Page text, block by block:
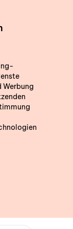
Werbung
beantworten wir
Ihres
können wir Sie
in Ihrer Nähe
162